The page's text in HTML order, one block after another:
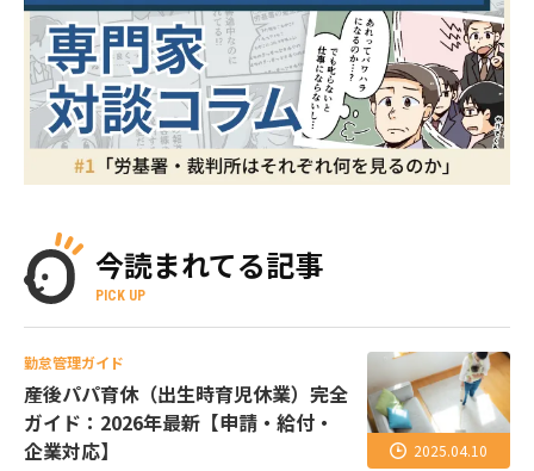
今読まれてる記事
PICK UP
勤怠管理ガイド
産後パパ育休（出生時育児休業）完全
ガイド：2026年最新【申請・給付・
企業対応】
2025.04.10